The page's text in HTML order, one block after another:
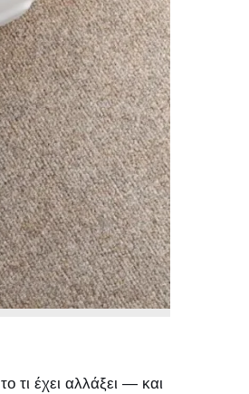
τι έχει αλλάξει — και